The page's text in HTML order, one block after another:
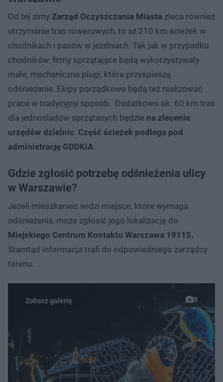
Od tej zimy Zarząd Oczyszczania Miasta zleca również
utrzymanie tras rowerowych, to aż 210 km ścieżek w
chodnikach i pasów w jezdniach. Tak jak w przypadku
chodników, firmy sprzątające będą wykorzystywały
małe, mechaniczne pługi, które przyspieszą
odśnieżanie. Ekipy porządkowe będą też realizować
prace w tradycyjny sposób. Dodatkowo ok. 60 km tras
dla jednośladów sprzątanych będzie na zlecenie
urzędów dzielnic. Część ścieżek podlega pod
administrację GDDKiA.
Gdzie zgłosić potrzebę odśnieżenia ulicy
w Warszawie?
Jeżeli mieszkaniec widzi miejsce, które wymaga
odśnieżenia, może zgłosić jego lokalizację do
Miejskiego Centrum Kontaktu Warszawa 19115.
Stamtąd informacja trafi do odpowiedniego zarządcy
terenu.
8